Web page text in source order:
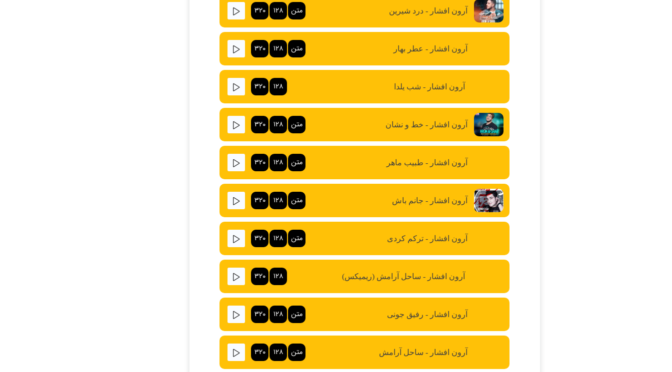
آرون افشار - درد شیرین متن ۱۲۸ ۳۲۰
آرون افشار - عطر بهار متن ۱۲۸ ۳۲۰
آرون افشار - شب یلدا ۱۲۸ ۳۲۰
آرون افشار - خط و نشان متن ۱۲۸ ۳۲۰
آرون افشار - طبیب ماهر متن ۱۲۸ ۳۲۰
آرون افشار - جانم باش متن ۱۲۸ ۳۲۰
آرون افشار - ترکم کردی متن ۱۲۸ ۳۲۰
آرون افشار - ساحل آرامش (ریمیکس) ۱۲۸ ۳۲۰
آرون افشار - رفیق جونی متن ۱۲۸ ۳۲۰
آرون افشار - ساحل آرامش متن ۱۲۸ ۳۲۰